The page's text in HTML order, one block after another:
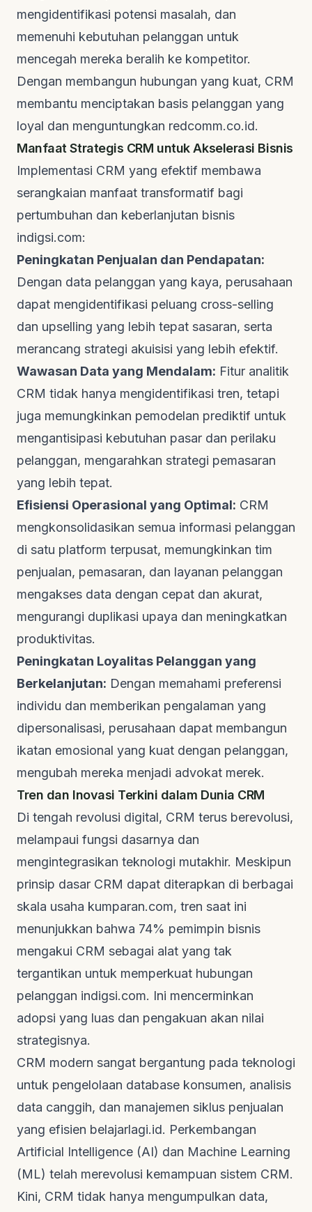
mengidentifikasi potensi masalah, dan
memenuhi kebutuhan pelanggan untuk
mencegah mereka beralih ke kompetitor.
Dengan membangun hubungan yang kuat, CRM
membantu menciptakan basis pelanggan yang
loyal dan menguntungkan redcomm.co.id.
Manfaat Strategis CRM untuk Akselerasi Bisnis
Implementasi CRM yang efektif membawa
serangkaian manfaat transformatif bagi
pertumbuhan dan keberlanjutan bisnis
indigsi.com:
Peningkatan Penjualan dan Pendapatan:
Dengan data pelanggan yang kaya, perusahaan
dapat mengidentifikasi peluang cross-selling
dan upselling yang lebih tepat sasaran, serta
merancang strategi akuisisi yang lebih efektif.
Wawasan Data yang Mendalam: Fitur analitik
CRM tidak hanya mengidentifikasi tren, tetapi
juga memungkinkan pemodelan prediktif untuk
mengantisipasi kebutuhan pasar dan perilaku
pelanggan, mengarahkan strategi pemasaran
yang lebih tepat.
Efisiensi Operasional yang Optimal: CRM
mengkonsolidasikan semua informasi pelanggan
di satu platform terpusat, memungkinkan tim
penjualan, pemasaran, dan layanan pelanggan
mengakses data dengan cepat dan akurat,
mengurangi duplikasi upaya dan meningkatkan
produktivitas.
Peningkatan Loyalitas Pelanggan yang
Berkelanjutan: Dengan memahami preferensi
individu dan memberikan pengalaman yang
dipersonalisasi, perusahaan dapat membangun
ikatan emosional yang kuat dengan pelanggan,
mengubah mereka menjadi advokat merek.
Tren dan Inovasi Terkini dalam Dunia CRM
Di tengah revolusi digital, CRM terus berevolusi,
melampaui fungsi dasarnya dan
mengintegrasikan teknologi mutakhir. Meskipun
prinsip dasar CRM dapat diterapkan di berbagai
skala usaha kumparan.com, tren saat ini
menunjukkan bahwa 74% pemimpin bisnis
mengakui CRM sebagai alat yang tak
tergantikan untuk memperkuat hubungan
pelanggan indigsi.com. Ini mencerminkan
adopsi yang luas dan pengakuan akan nilai
strategisnya.
CRM modern sangat bergantung pada teknologi
untuk pengelolaan database konsumen, analisis
data canggih, dan manajemen siklus penjualan
yang efisien belajarlagi.id. Perkembangan
Artificial Intelligence (AI) dan Machine Learning
(ML) telah merevolusi kemampuan sistem CRM.
Kini, CRM tidak hanya mengumpulkan data,